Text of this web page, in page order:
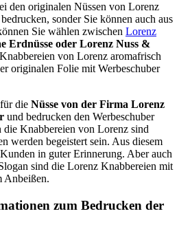
den originalen Nüssen von Lorenz
sonder Sie können auch aus
Sie wählen zwischen Lorenz
Erdnüsse oder Lorenz Nuss &
von Lorenz aromafrisch
originalen Folie mit Werbeschuber
die Nüsse von der Firma Lorenz
und bedrucken den Werbeschuber
Knabbereien von Lorenz sind
werden begeistert sein. Aus diesem
in guter Erinnerung. Aber auch
sind die Lorenz Knabbereien mit
Anbeißen.
zum Bedrucken der